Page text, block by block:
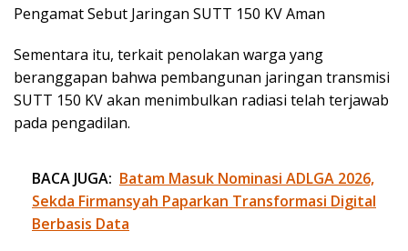
Pengamat Sebut Jaringan SUTT 150 KV Aman
Sementara itu, terkait penolakan warga yang
beranggapan bahwa pembangunan jaringan transmisi
SUTT 150 KV akan menimbulkan radiasi telah terjawab
pada pengadilan.
BACA JUGA: Batam Masuk Nominasi ADLGA 2026,
Sekda Firmansyah Paparkan Transformasi Digital
Berbasis Data